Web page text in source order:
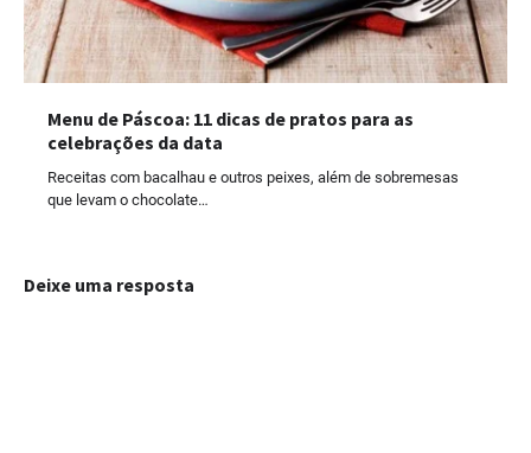
Menu de Páscoa: 11 dicas de pratos para as
celebrações da data
Receitas com bacalhau e outros peixes, além de sobremesas
que levam o chocolate…
Deixe uma resposta